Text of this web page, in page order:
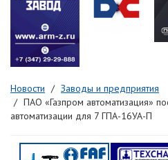
Новости
Заводы и предприятия
ПАО «Газпром автоматизация»
автоматизации для 7 ГПА-16УА-П